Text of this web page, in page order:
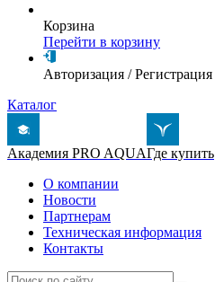
Корзина
Перейти в корзину
Авторизация /Регистрация
Каталог
Академия PRO AQUAГде купить
О компании
Новости
Партнерам
Техническая информация
Контакты